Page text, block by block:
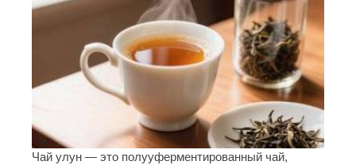
Чай улун — это полууферментированный чай,